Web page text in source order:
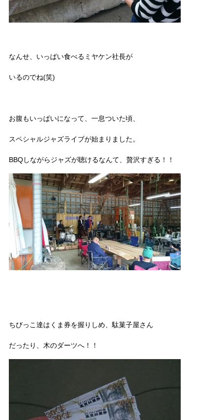
なんせ、いっぱい食べるミヤケン社長が
いるのでね(笑)
お腹もいっぱいになって、一息ついた頃、
スペシャルジャズライブが始まりました。
BBQしながらジャズが聴けるなんて、贅沢すぎる！！
ちびっこ達はくま券を握りしめ、駄菓子屋さん
だったり、木のダーツへ！！